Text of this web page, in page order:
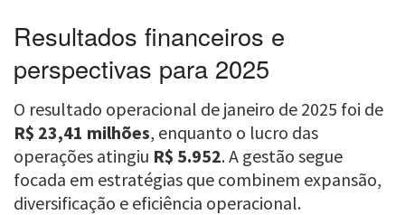
Resultados financeiros e
perspectivas para 2025
O resultado operacional de janeiro de 2025 foi de
R$ 23,41 milhões, enquanto o lucro das
operações atingiu R$ 5.952. A gestão segue
focada em estratégias que combinem expansão,
diversificação e eficiência operacional.